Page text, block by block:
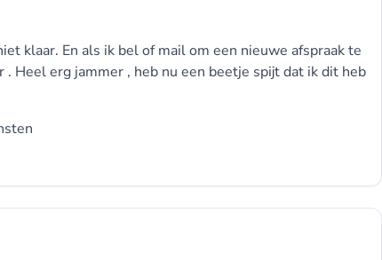
klaar. En als ik bel of mail om een nieuwe afspraak te
Heel erg jammer , heb nu een beetje spijt dat ik dit heb